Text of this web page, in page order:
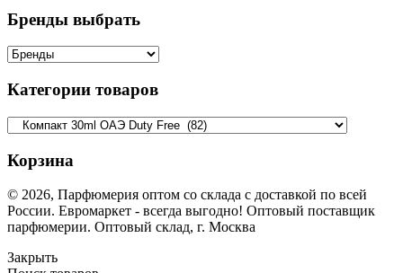
Бренды выбрать
Категории товаров
Корзина
© 2026, Парфюмерия оптом со склада с доставкой по всей
России. Евромаркет - всегда выгодно! Оптовый поставщик
парфюмерии. Оптовый склад, г. Москва
Закрыть